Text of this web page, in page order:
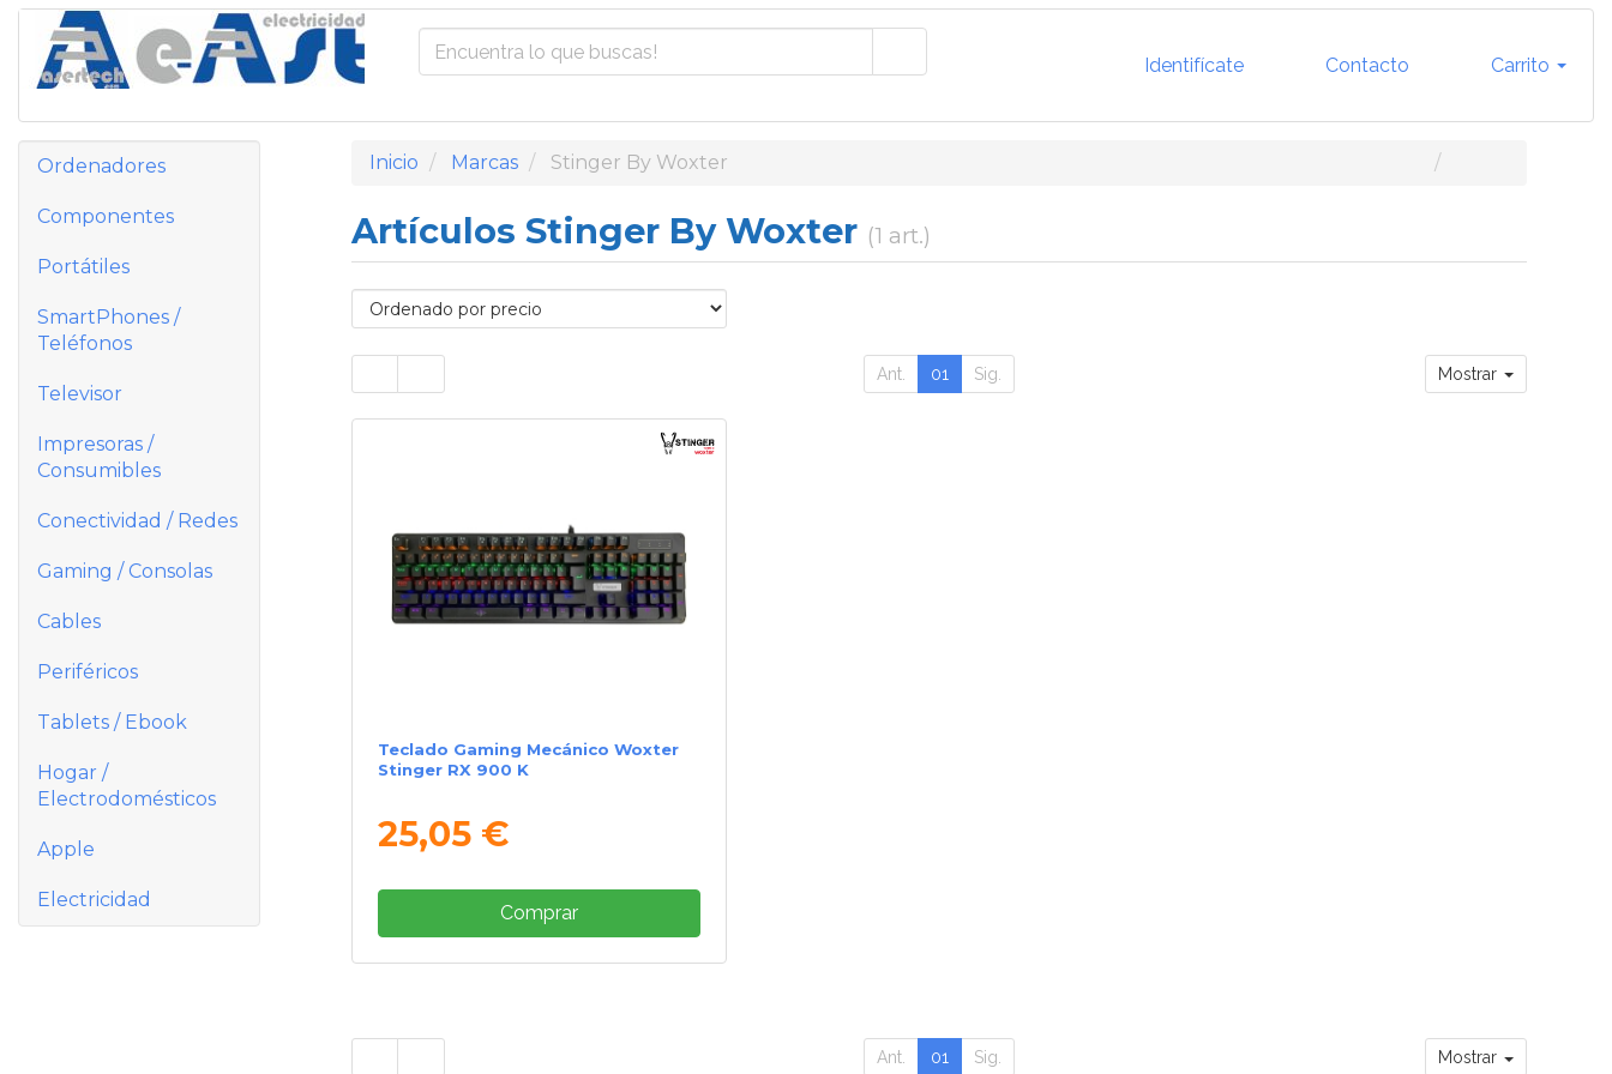
Identifícate Contacto Carrito
Ordenadores
Componentes
Portátiles
SmartPhones /
Teléfonos
Televisor
Impresoras /
Consumibles
Conectividad / Redes
Gaming / Consolas
Cables
Periféricos
Tablets / Ebook
Hogar /
Electrodomésticos
Apple
Electricidad
Inicio Marcas Stinger By Woxter
Artículos Stinger By Woxter (1 art.)
Ant. 01 Sig. Mostrar
Teclado Gaming Mecánico Woxter
Stinger RX 900 K
25,05 €
Comprar
Ant. 01 Sig. Mostrar